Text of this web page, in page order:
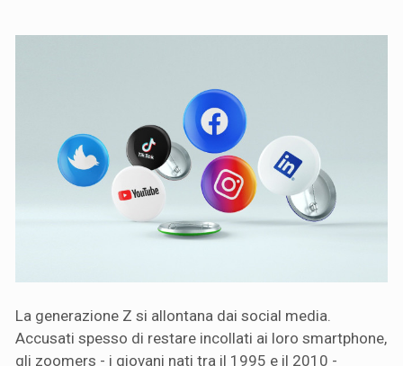
La generazione Z si allontana dai social media.
Accusati spesso di restare incollati ai loro smartphone,
gli zoomers - i giovani nati tra il 1995 e il 2010 -